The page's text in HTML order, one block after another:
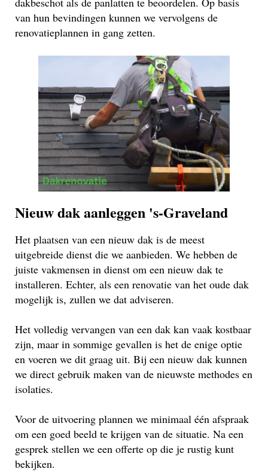
van hun bevindingen kunnen we vervolgens de
renovatieplannen in gang zetten.
Nieuw dak aanleggen 's-Graveland
Het plaatsen van een nieuw dak is de meest
uitgebreide dienst die we aanbieden. We hebben de
juiste vakmensen in dienst om een nieuw dak te
installeren. Echter, als een renovatie van het oude dak
mogelijk is, zullen we dat adviseren.
Het volledig vervangen van een dak kan vaak kostbaar
zijn, maar in sommige gevallen is het de enige optie
en voeren we dit graag uit. Bij een nieuw dak kunnen
we direct gebruik maken van de nieuwste methodes en
isolaties.
Voor de uitvoering plannen we minimaal één afspraak
om een goed beeld te krijgen van de situatie. Na een
gesprek stellen we een offerte op die je rustig kunt
bekijken.